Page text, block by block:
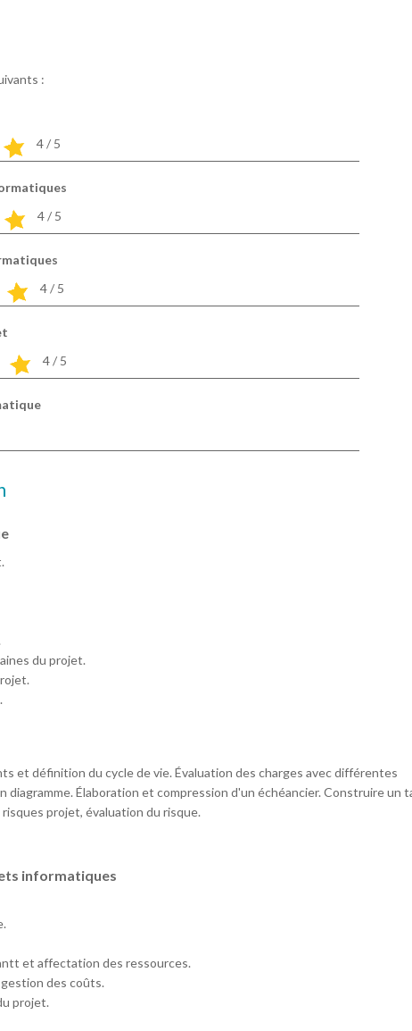
:
4 / 5
4 / 5
4 / 5
4 / 5
du projet.
et définition du cycle de vie. Évaluation des charges avec différentes
diagramme. Élaboration et compression d'un échéancier. Construire un
projet, évaluation du risque.
informatiques
et affectation des ressources.
des coûts.
projet.